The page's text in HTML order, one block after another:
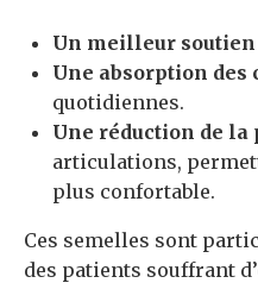
Un meilleur soutien
Une absorption des
quotidiennes.
Une réduction de la
articulations,
plus confortable.
Ces semelles sont
des patients souffrant